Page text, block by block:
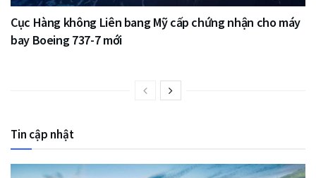
Cục Hàng không Liên bang Mỹ cấp chứng nhận cho máy
bay Boeing 737-7 mới
Tin cập nhật